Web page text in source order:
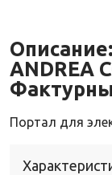
Описание:
ANDREA
Портал для